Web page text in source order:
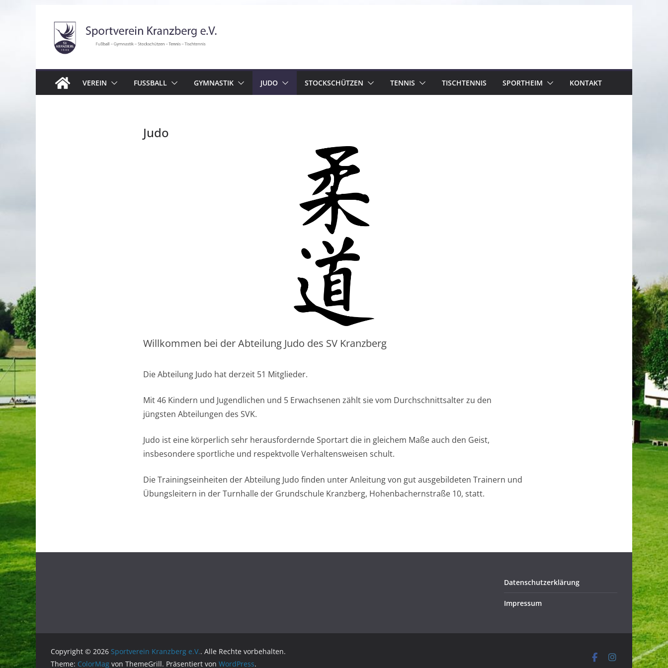
Inhalt
springen
VEREIN FUSSBALL GYMNASTIK JUDO STOCKSCHÜTZEN TENNIS TISCHTENNIS SPORTHEIM KONTAKT
Judo
Willkommen bei der Abteilung Judo des SV Kranzberg
Die Abteilung Judo hat derzeit 51 Mitglieder.
Mit 46 Kindern und Jugendlichen und 5 Erwachsenen zählt sie vom Durchschnittsalter zu den
jüngsten Abteilungen des SVK.
Judo ist eine körperlich sehr herausfordernde Sportart die in gleichem Maße auch den Geist,
insbesondere sportliche und respektvolle Verhaltensweisen schult.
Die Trainingseinheiten der Abteilung Judo finden unter Anleitung von gut ausgebildeten Trainern und
Übungsleitern in der Turnhalle der Grundschule Kranzberg, Hohenbachernstraße 10, statt.
Datenschutzerklärung
Impressum
Copyright © 2026 Sportverein Kranzberg e.V.. Alle Rechte vorbehalten.
Theme: ColorMag von ThemeGrill. Präsentiert von WordPress.